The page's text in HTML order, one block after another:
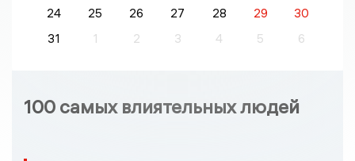
24
25 26 27 28 29
30
31
1 2 3 4 5 6
100 самых влиятельных людей